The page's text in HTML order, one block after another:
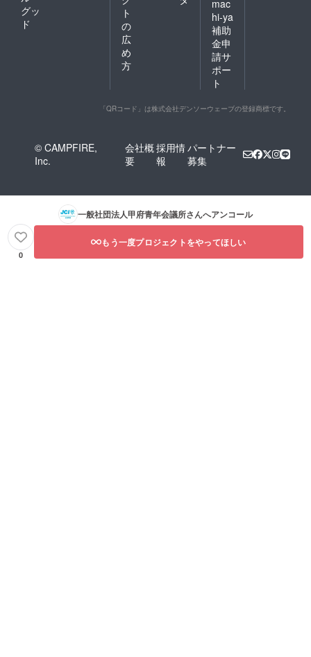
グッ
ド
ト
の
広
め
方
mac
hi-ya
補助
金申
請サ
ポー
ト
「QRコード」は株式会社デンソーウェーブの登録商標です。
© CAMPFIRE,
Inc.
会社概
要
採用情
報
パートナー
募集
一般社団法人甲府青年会議所さんへアンコール
0
もう一度プロジェクトをやってほしい